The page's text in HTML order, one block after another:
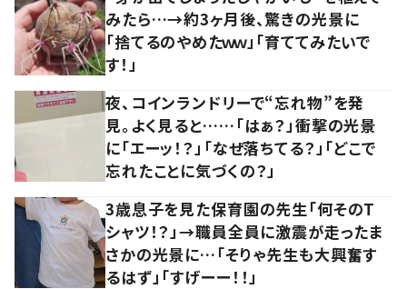
みたら…→約3ヶ月後、驚きの光景に
「捨てるのやめたｗｗ」「育ててみたいで
す！」
夜、コインランドリーで“忘れ物”を発
見。よく見ると……「はぁ？」衝撃の光景
に「エーッ！？」「なぜ落ちてる？」「どこで
忘れたことに気づくの？」
3歳息子を見た保育園の先生「何そのT
シャツ！？」→職員全員に激震が走ったま
さかの光景に…「そりゃ先生も大興奮す
るはず」「すげーー！！」